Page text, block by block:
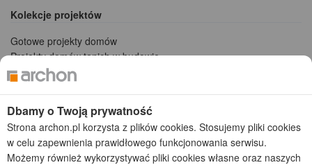
Kolekcje projektów
Gotowe projekty domów
Projekty domów tanich w budowie
Projekty domów szeregowych
Projekty małych domów (do 150 m2)
Projekty domów bliźniaczych
Projekty domów nowoczesnych
Projekty domów parterowych
Dbamy o Twoją prywatność
Strona archon.pl korzysta z plików cookies. Stosujemy pliki cookies
w celu zapewnienia prawidłowego funkcjonowania serwisu.
Możemy również wykorzystywać pliki cookies własne oraz naszych